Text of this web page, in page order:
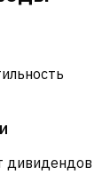
дивидендов